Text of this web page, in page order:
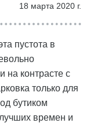
18 марта 2020 г.
пустота в
на контрасте с
только для
бутиком
времен и